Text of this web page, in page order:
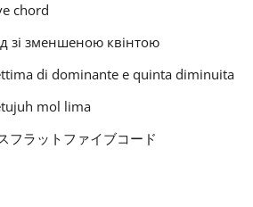
chord
зі зменшеною квінтою
di dominante e quinta diminuita
mol lima
フラットファイブコード